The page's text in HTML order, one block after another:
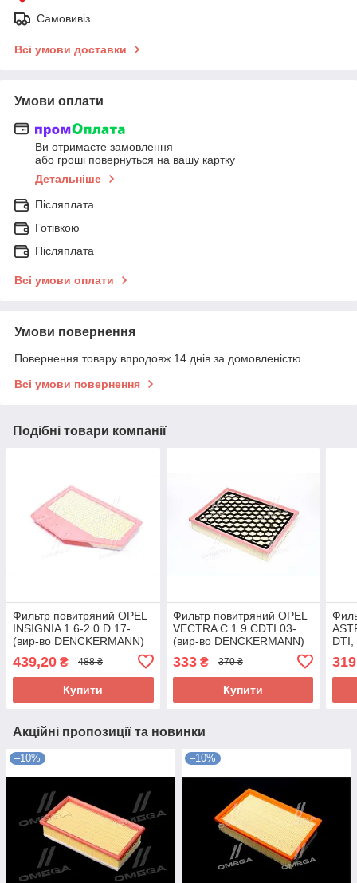
Самовивіз
Всі умови доставки
Умови оплати
Ви отримаєте замовлення
або гроші повернуться на вашу картку
Детальніше
Післяплата
Готівкою
Післяплата
Всі умови оплати
Умови повернення
Повернення товару впродовж 14 днів за домовленістю
Всі умови повернення
Подібні товари компанії
Фильтр повитряний OPEL
INSIGNIA 1.6-2.0 D 17-
(вир-во DENCKERMANN)
439,20 ₴ 488 ₴
Купити
Фильтр повитряний OPEL
VECTRA C 1.9 CDTI 03-
(вир-во DENCKERMANN)
333₴ 370 ₴
Купити
DTI,
Акційні пропозиції та новинки
–10% –10%